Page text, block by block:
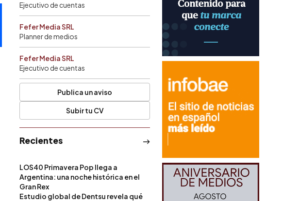
Ejecutivo de cuentas
Fefer Media SRL
Planner de medios
Fefer Media SRL
Ejecutivo de cuentas
Publica un aviso
Subir tu CV
Recientes
LOS40 Primavera Pop llega a
Argentina: una noche histórica en el
Gran Rex
Estudio global de Dentsu revela qué